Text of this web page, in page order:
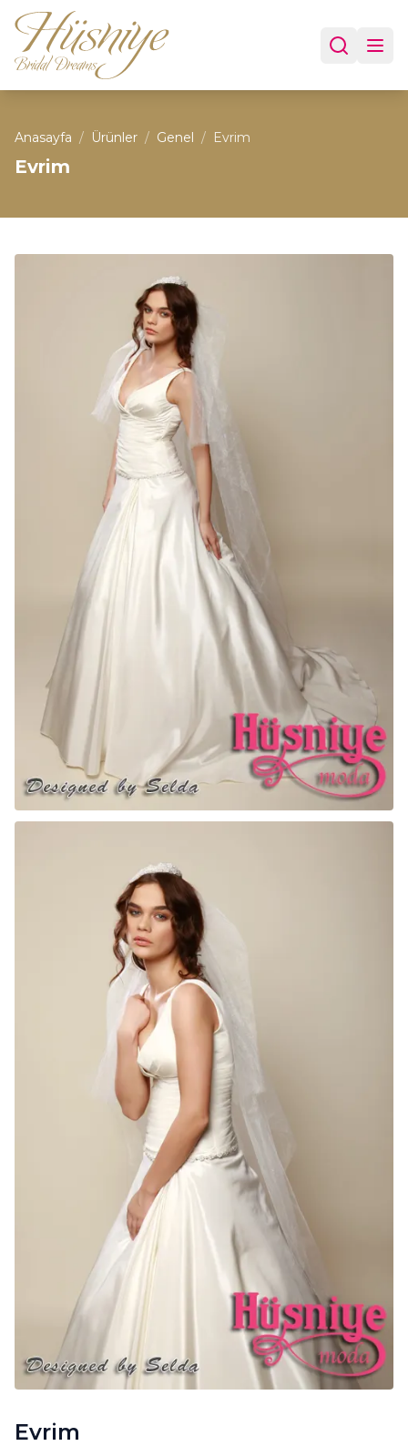
Anasayfa / Ürünler / Genel / Evrim
Evrim
Evrim